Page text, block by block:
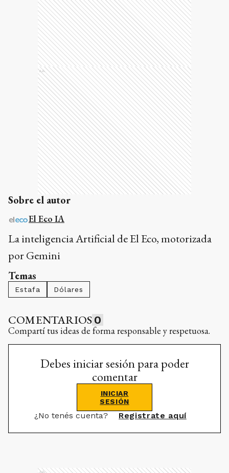
Ads
Sobre el autor
El Eco IA
La inteligencia Artificial de El Eco, motorizada
por Gemini
Temas
Estafa Dólares
COMENTARIOS 0
Compartí tus ideas de forma responsable y respetuosa.
Debes iniciar sesión para poder
comentar
INICIAR
SESIÓN
¿No tenés cuenta? Registrate aquí
Ads